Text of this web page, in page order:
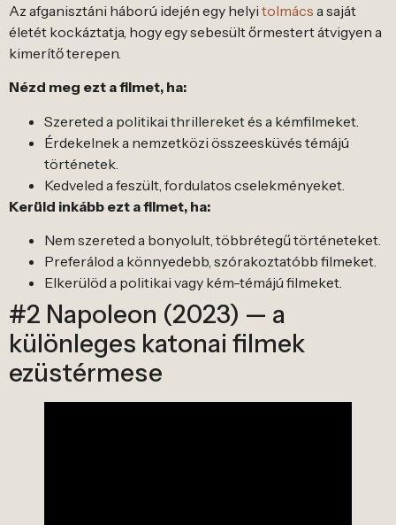
Az afganisztáni háború idején egy helyi tolmács a saját
életét kockáztatja, hogy egy sebesült őrmestert átvigyen a
kimerítő terepen.
Nézd meg ezt a filmet, ha:
Szereted a politikai thrillereket és a kémfilmeket.
Érdekelnek a nemzetközi összeesküvés témájú
történetek.
Kedveled a feszült, fordulatos cselekményeket.
Kerüld inkább ezt a filmet, ha:
Nem szereted a bonyolult, többrétegű történeteket.
Preferálod a könnyedebb, szórakoztatóbb filmeket.
Elkerülöd a politikai vagy kém-témájú filmeket.
#2 Napoleon (2023) — a
különleges katonai filmek
ezüstérmese